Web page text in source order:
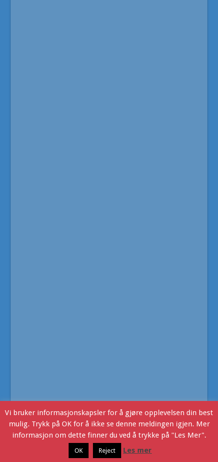
- Copyright © 2016. Webdesign v/JHR Produksjon
Ljosland i dagKontakt Oss
Vi bruker informasjonskapsler for å gjøre opplevelsen din best
mulig. Trykk på OK for å ikke se denne meldingen igjen. Mer
informasjon om dette finner du ved å trykke på "Les Mer".
OK Reject Les mer